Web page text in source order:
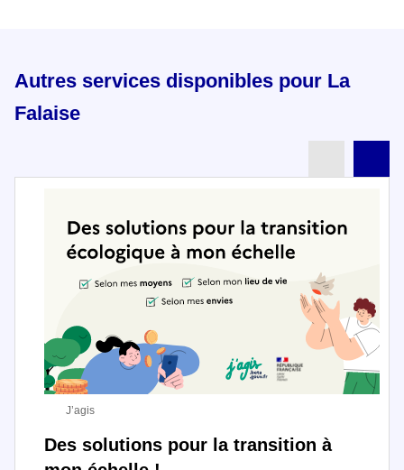
Autres services disponibles pour La
Falaise
Des solutions pour la transition à
J’agis